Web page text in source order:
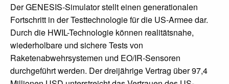
Der GENESIS-Simulator stellt einen generationalen
Fortschritt in der Testtechnologie für die US-Armee dar.
Durch die HWIL-Technologie können realitätsnahe,
wiederholbare und sichere Tests von
Raketenabwehrsystemen und EO/IR-Sensoren
durchgeführt werden. Der dreijährige Vertrag über 97,4